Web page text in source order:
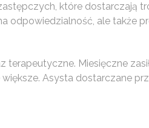
które dostarczają
odpowiedzialność, ale także
Miesięczne
Asysta dostarczane